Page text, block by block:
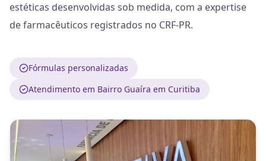
estéticas desenvolvidas sob medida, com a expertise
de farmacêuticos registrados no CRF-PR.
Fórmulas personalizadas
Atendimento em Bairro Guaíra em Curitiba